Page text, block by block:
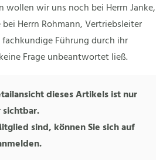
wollen wir uns noch bei Herrn Janke,
Herrn Rohmann, Vertriebsleiter
Führung durch ihr
Frage unbeantwortet ließ.
dieses Artikels ist nur
sind, können Sie sich auf